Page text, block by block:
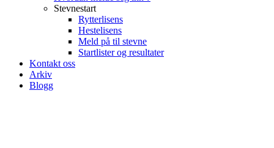
Stevnestart
Rytterlisens
Hestelisens
Meld på til stevne
Startlister og resultater
Kontakt oss
Arkiv
Blogg